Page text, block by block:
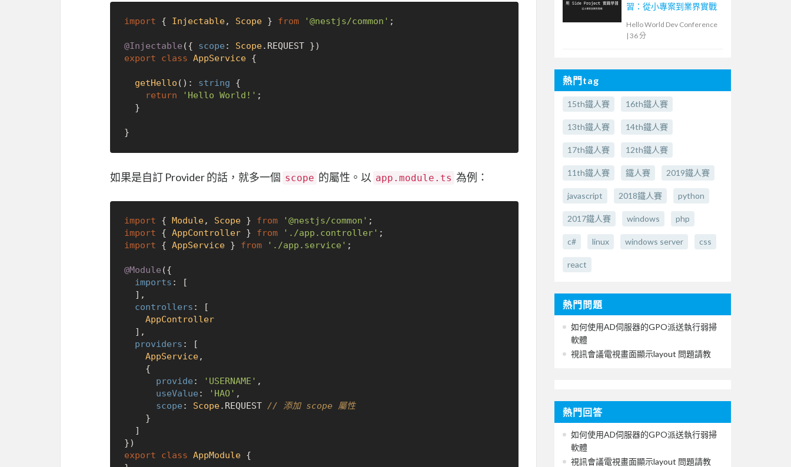
import { Injectable, Scope } from '@nestjs/common' ;
@Injectable ({ scope : Scope. REQUEST
export
class AppService {
getHello (): string {
return
'Hello World!' ;
如果是自訂 Provider 的話，就多一個 scope 的屬性。以 app.module.ts 為例：
import { Module, Scope } from '@nestjs/common'
import { AppController } from './app.controller'
import { AppService } from './app.service' ;
@Module ({
imports : [
controllers : [
AppController
providers : [
AppService,
provide : 'USERNAME' ,
useValue : 'HAO' ,
scope : Scope. REQUEST // 添加 scope 屬性
export
class AppModule {
習：從小專案到業界實戰
Hello World Dev Conference
| 36 分
熱門tag
15th鐵人賽 16th鐵人賽
13th鐵人賽 14th鐵人賽
17th鐵人賽 12th鐵人賽
11th鐵人賽 鐵人賽 2019鐵人賽
javascript 2018鐵人賽 python
2017鐵人賽 windows php
c# linux windows server css
react
熱門問題
如何使用AD伺服器的GPO派送執行弱掃
軟體
視訊會議電視畫面顯示layout 問題請教
熱門回答
如何使用AD伺服器的GPO派送執行弱掃
軟體
視訊會議電視畫面顯示layout 問題請教